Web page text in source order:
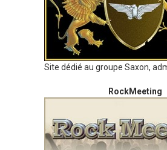
Site dédié au groupe Saxon,
RockMeeting